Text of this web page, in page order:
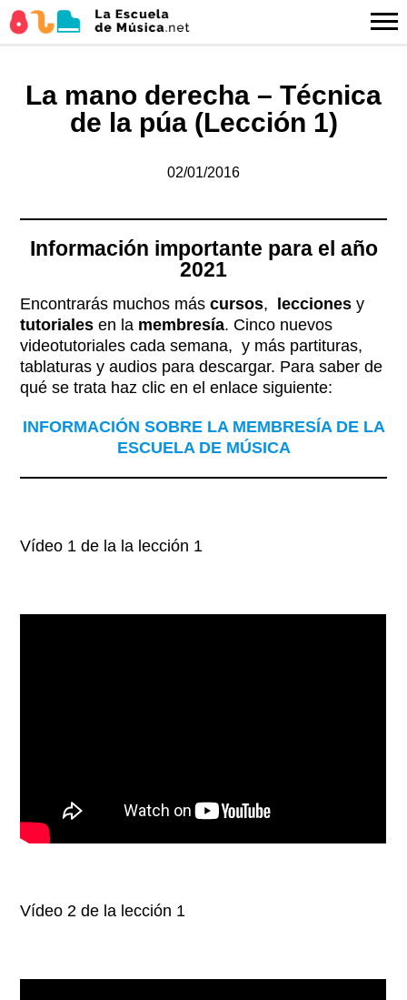
La mano derecha – Técnica
de la púa (Lección 1)
02/01/2016
Información importante para el año
2021
Encontrarás muchos máscursos, leccionesy
tutorialesen la membresía. Cinco nuevos
videotutoriales cada semana, y más partituras,
tablaturas y audios para descargar. Para saber de
qué se trata haz clic en el enlace siguiente:
INFORMACIÓN SOBRE LA MEMBRESÍA DE LA
ESCUELA DE MÚSICA
Vídeo 1 de la la lección 1
Vídeo 2 de la lección 1